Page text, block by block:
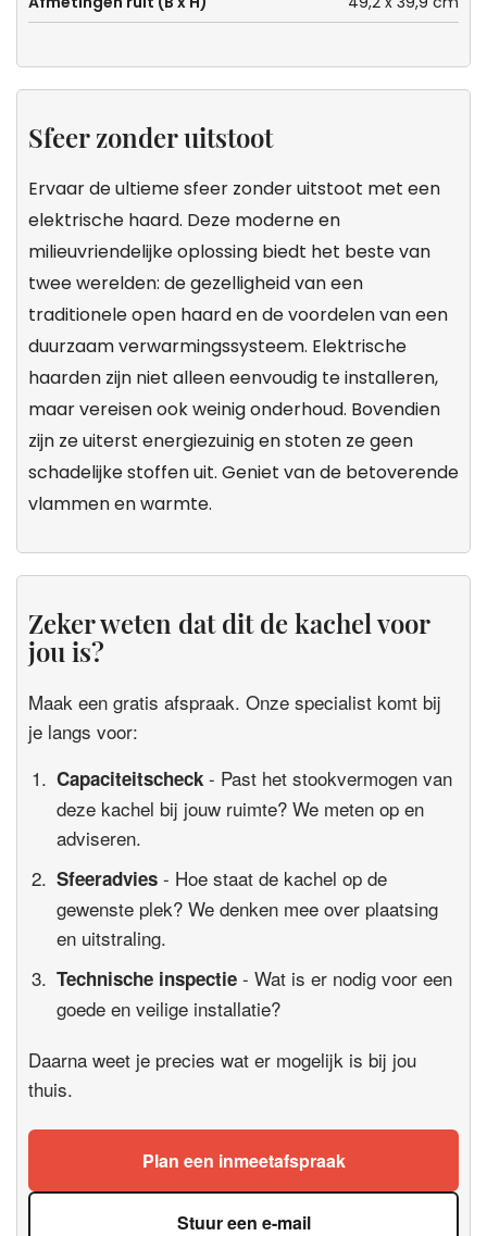
Sfeer zonder uitstoot
Ervaar de ultieme sfeer zonder uitstoot met een
elektrische haard. Deze moderne en
milieuvriendelijke oplossing biedt het beste van
twee werelden: de gezelligheid van een
traditionele open haard en de voordelen van een
duurzaam verwarmingssysteem. Elektrische
haarden zijn niet alleen eenvoudig te installeren,
maar vereisen ook weinig onderhoud. Bovendien
zijn ze uiterst energiezuinig en stoten ze geen
schadelijke stoffen uit. Geniet van de betoverende
vlammen en warmte.
Zeker weten dat dit de kachel voor
jou is?
Maak een gratis afspraak. Onze specialist komt bij
je langs voor:
Capaciteitscheck - Past het stookvermogen van
deze kachel bij jouw ruimte? We meten op en
adviseren.
Sfeeradvies - Hoe staat de kachel op de
gewenste plek? We denken mee over plaatsing
en uitstraling.
Technische inspectie - Wat is er nodig voor een
goede en veilige installatie?
Daarna weet je precies wat er mogelijk is bij jou
thuis.
Plan een inmeetafspraak
Stuur een e-mail